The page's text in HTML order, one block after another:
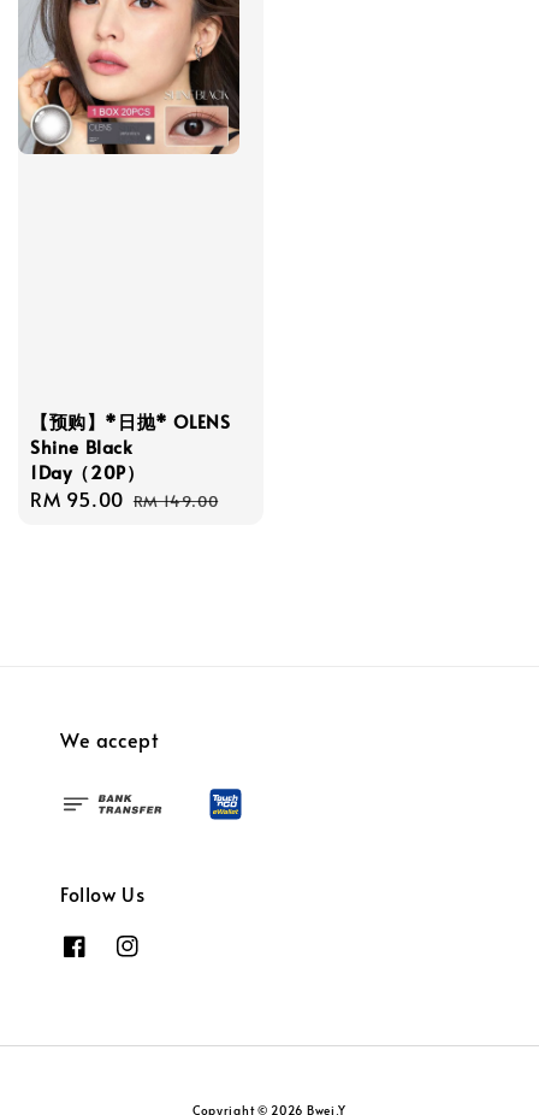
【预购】*日抛* OLENS
Shine Black
1Day（20P）
Sale
RM 95.00 Regular
RM 149.00
We accept
Follow Us
Copyright © 2026 Bwei.Y